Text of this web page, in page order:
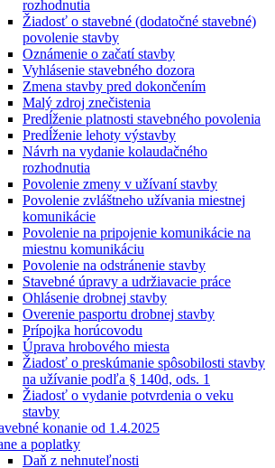
rozhodnutia
Žiadosť o stavebné (dodatočné stavebné)
povolenie stavby
Oznámenie o začatí stavby
Vyhlásenie stavebného dozora
Zmena stavby pred dokončením
Malý zdroj znečistenia
Predĺženie platnosti stavebného povolenia
Predĺženie lehoty výstavby
Návrh na vydanie kolaudačného
rozhodnutia
Povolenie zmeny v užívaní stavby
Povolenie zvláštneho užívania miestnej
komunikácie
Povolenie na pripojenie komunikácie na
miestnu komunikáciu
Povolenie na odstránenie stavby
Stavebné úpravy a udržiavacie práce
Ohlásenie drobnej stavby
Overenie pasportu drobnej stavby
Prípojka horúcovodu
Úprava hrobového miesta
Žiadosť o preskúmanie spôsobilosti stavby
na užívanie podľa § 140d, ods. 1
Žiadosť o vydanie potvrdenia o veku
stavby
konanie od 1.4.2025
a poplatky
Daň z nehnuteľnosti